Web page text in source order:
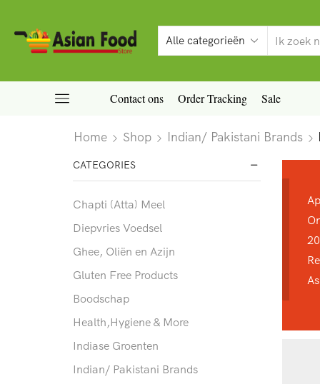
Contact ons Order Tracking Sale
Home Shop Indian/ Pakistani Brands
CATEGORIES
Chapti (Atta) Meel
Diepvries Voedsel
Ghee, Oliën en Azijn
Gluten Free Products
Boodschap
Health,Hygiene & More
Indiase Groenten
Indian/ Pakistani Brands